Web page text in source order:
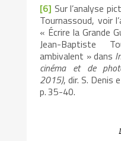
[6] Sur l’analyse
Tournassoud, voir
« Écrire la Grande
Jean-Baptiste
ambivalent » dans
cinéma et de
2015), dir. S. Denis
p. 35-40.